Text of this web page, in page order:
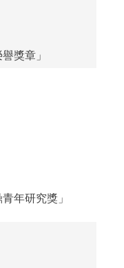
獎章」
年研究獎」